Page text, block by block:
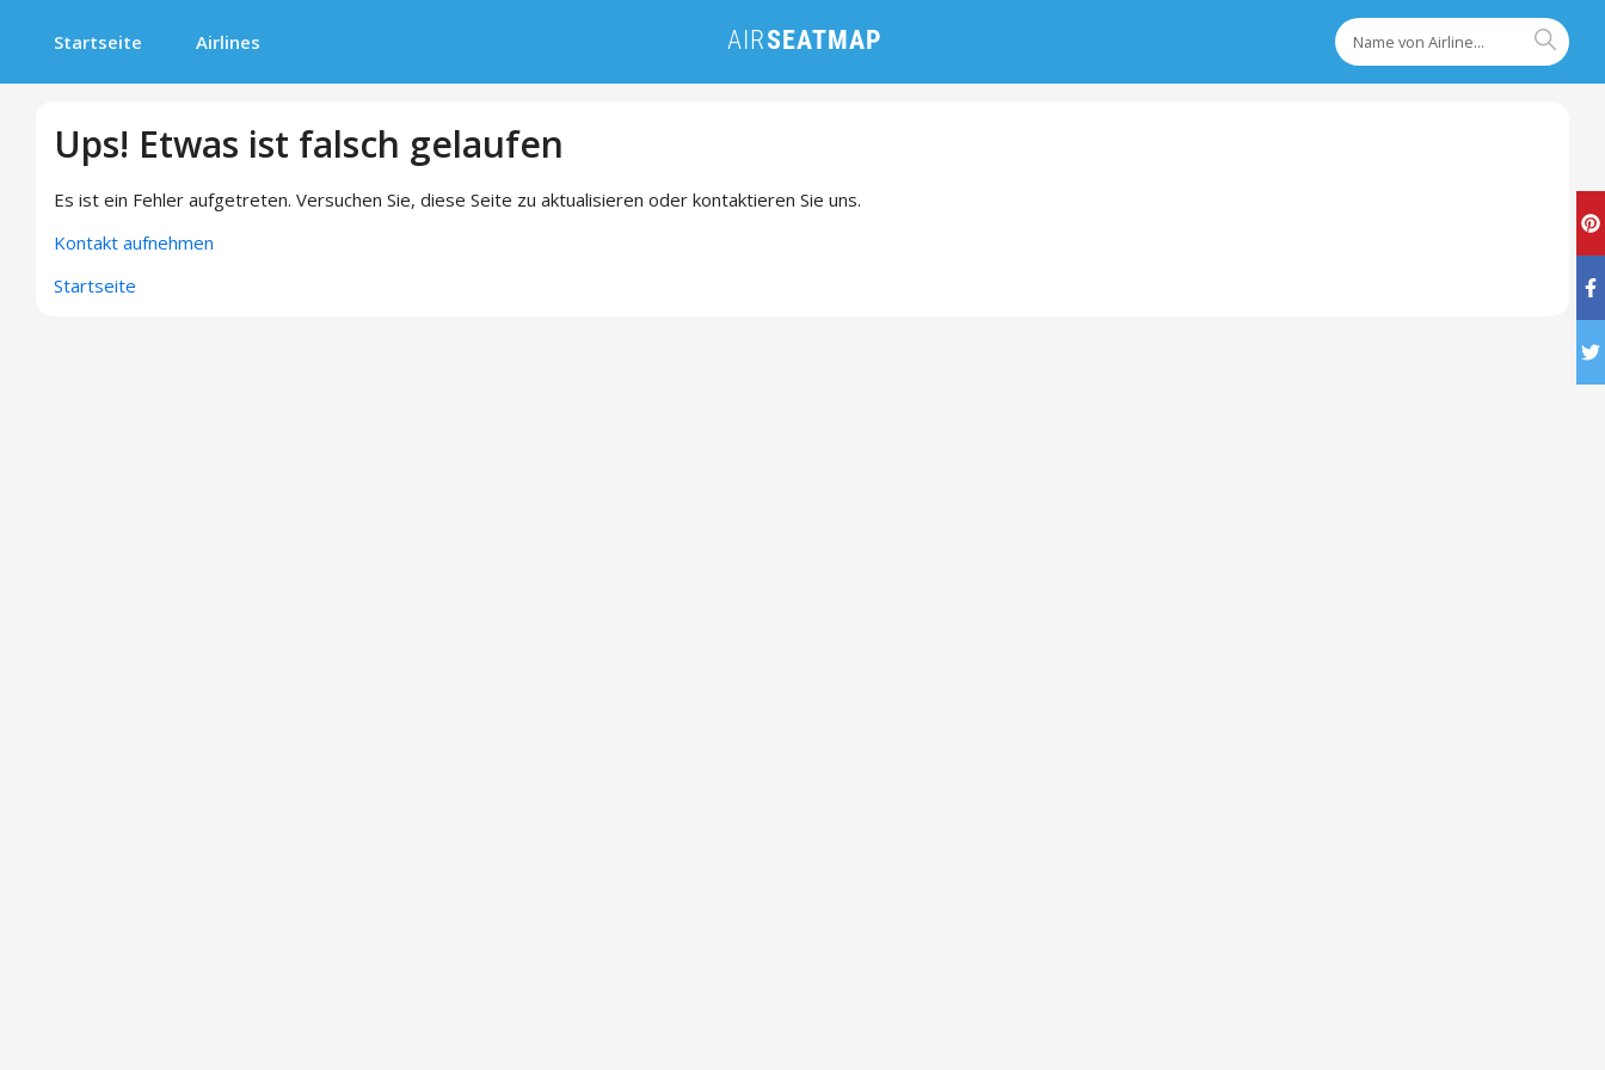
Startseite Airlines
Ups! Etwas ist falsch gelaufen
Es ist ein Fehler aufgetreten. Versuchen Sie, diese Seite zu aktualisieren oder kontaktieren Sie uns.
Kontakt aufnehmen
Startseite